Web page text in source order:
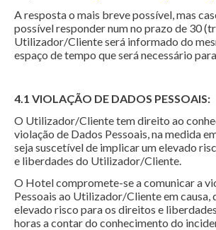
A resposta o mais breve possível, mas
possível responder num no prazo de 30
Utilizador/Cliente será informado do
espaço de tempo que será necessário
4.1 VIOLAÇÃO DE DADOS PESSOAIS:
O Utilizador/Cliente tem direito ao
violação de Dados Pessoais, na medida
seja suscetível de implicar um elevado
e liberdades do Utilizador/Cliente.
O Hotel compromete-se a comunicar a
Pessoais ao Utilizador/Cliente em causa,
elevado risco para os direitos e
horas a contar do conhecimento do